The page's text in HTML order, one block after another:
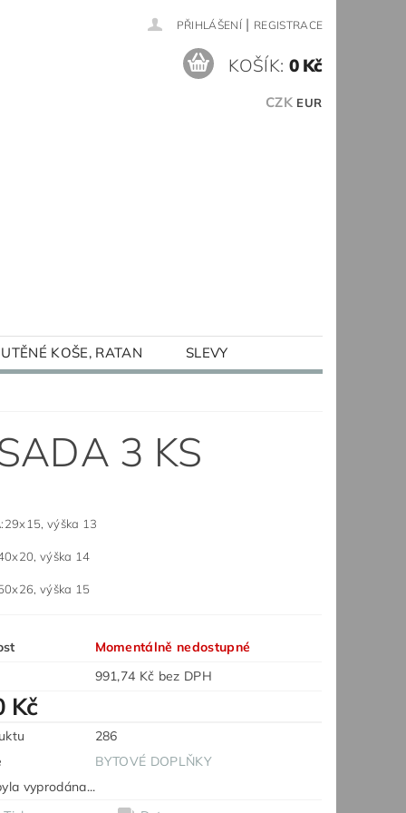
PŘIHLÁŠENÍ | REGISTRACE
CZK EUR
KOŠÍK: 0 Kč
KOŠE, RATAN
SLEVY
3 KS
výška 13
výška 14
výška 15
Momentálně nedostupné
991,74 Kč bez DPH
Kč
286
BYTOVÉ DOPLŇKY
vyprodána...